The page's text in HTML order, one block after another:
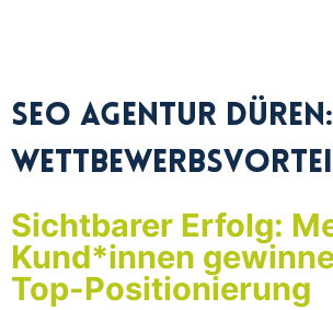
SEO Agentur
Sichtbarer Erfolg:
Kund*innen
Top-Positionierung